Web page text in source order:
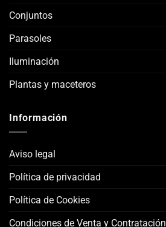
Conjuntos
Parasoles
Iluminación
Plantas y maceteros
Información
Aviso legal
Política de privacidad
Política de Cookies
Condiciones de Venta y Contratación